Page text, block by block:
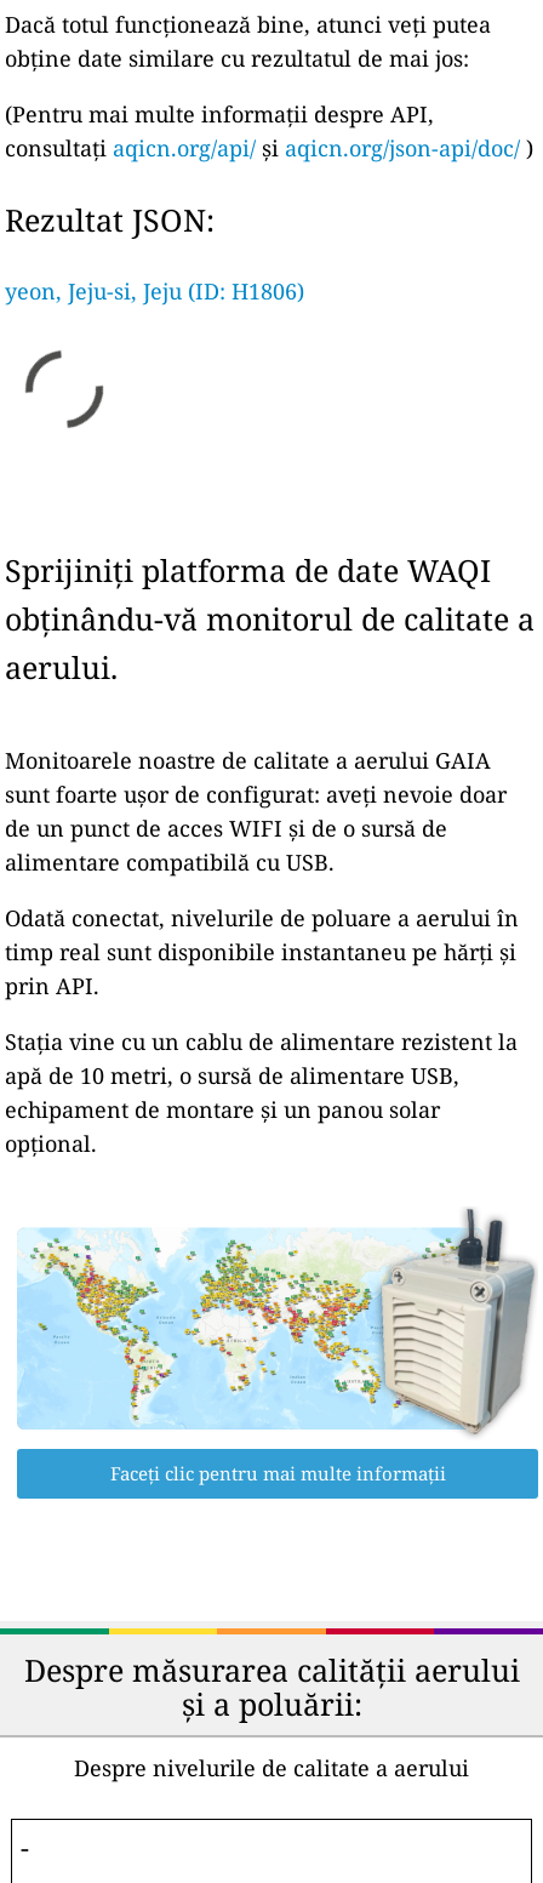
Dacă totul funcționează bine, atunci veți putea
obține date similare cu rezultatul de mai jos:
(Pentru mai multe informații despre API,
consultați aqicn.org/api/ și aqicn.org/json-api/doc/ )
Rezultat JSON:
yeon, Jeju-si, Jeju (ID: H1806)
Sprijiniți platforma de date WAQI
obținându-vă monitorul de calitate a
aerului.
Monitoarele noastre de calitate a aerului GAIA
sunt foarte ușor de configurat: aveți nevoie doar
de un punct de acces WIFI și de o sursă de
alimentare compatibilă cu USB.
Odată conectat, nivelurile de poluare a aerului în
timp real sunt disponibile instantaneu pe hărți și
prin API.
Stația vine cu un cablu de alimentare rezistent la
apă de 10 metri, o sursă de alimentare USB,
echipament de montare și un panou solar
opțional.
Faceți clic pentru mai multe informații
Despre măsurarea calității aerului
și a poluării:
Despre nivelurile de calitate a aerului
-